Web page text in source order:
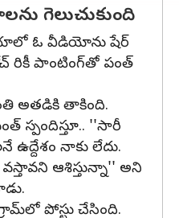
గెలుచుకుంది
ఓ వీడియోను షేర్
రికీ పాంటింగ్‌తో పంత్
అతడికి తాకింది.
స్పందిస్తూ.. ''సారీ
ఉద్దేశం నాకు లేదు.
ఆశిస్తున్నా'' అని
పోస్టు చేసింది.